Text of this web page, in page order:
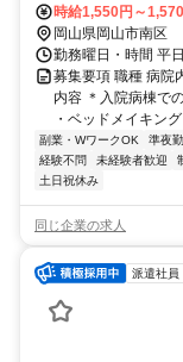
無料駐車場完備）
時給1,550円～
岡山県岡山市南区
勤務曜日・時間 平
募集要項 職種 病院
内容 ＊入院病棟で
・ベッドメイキン
副業・WワークOK 準夜勤
経験不問
未経験者歓迎
土日祝休み
同じ企業の求人
派遣社員